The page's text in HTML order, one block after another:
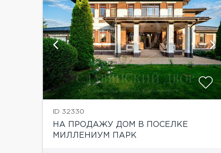
ID 32330
НА ПРОДАЖУ ДОМ В ПОСЕЛКЕ
МИЛЛЕНИУМ ПАРК
показать ещё 30 фотографий